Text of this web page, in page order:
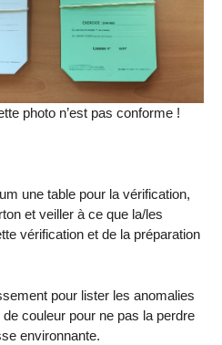
photo n’est pas conforme !
une table pour la vérification,
et veiller à ce que la/les
vérification et de la préparation
pour lister les anomalies
couleur pour ne pas la perdre
environnante.